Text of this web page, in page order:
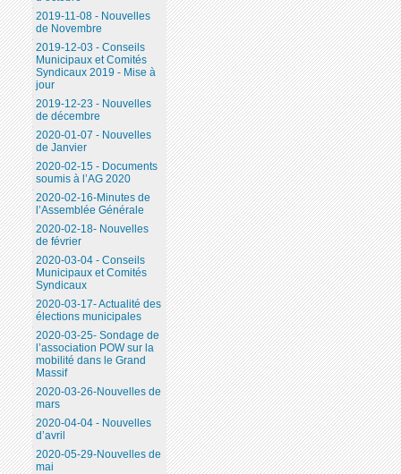
2019-11-08 - Nouvelles
de Novembre
2019-12-03 - Conseils
Municipaux et Comités
Syndicaux 2019 - Mise à
jour
2019-12-23 - Nouvelles
de décembre
2020-01-07 - Nouvelles
de Janvier
2020-02-15 - Documents
soumis à l’AG 2020
2020-02-16-Minutes de
l’Assemblée Générale
2020-02-18- Nouvelles
de février
2020-03-04 - Conseils
Municipaux et Comités
Syndicaux
2020-03-17- Actualité des
élections municipales
2020-03-25- Sondage de
l’association POW sur la
mobilité dans le Grand
Massif
2020-03-26-Nouvelles de
mars
2020-04-04 - Nouvelles
d’avril
2020-05-29-Nouvelles de
mai